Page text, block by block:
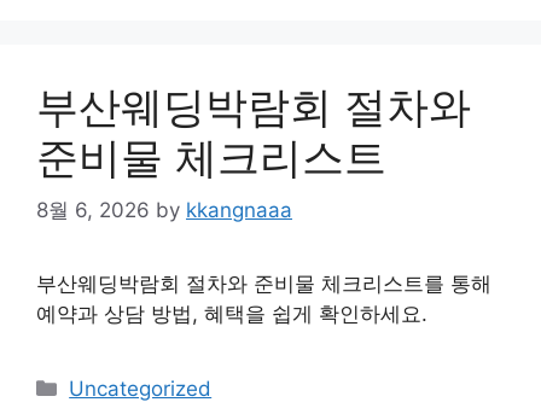
부산웨딩박람회 절차와
준비물 체크리스트
8월 6, 2026 by kkangnaaa
부산웨딩박람회 절차와 준비물 체크리스트를 통해
예약과 상담 방법, 혜택을 쉽게 확인하세요.
Categories
Uncategorized